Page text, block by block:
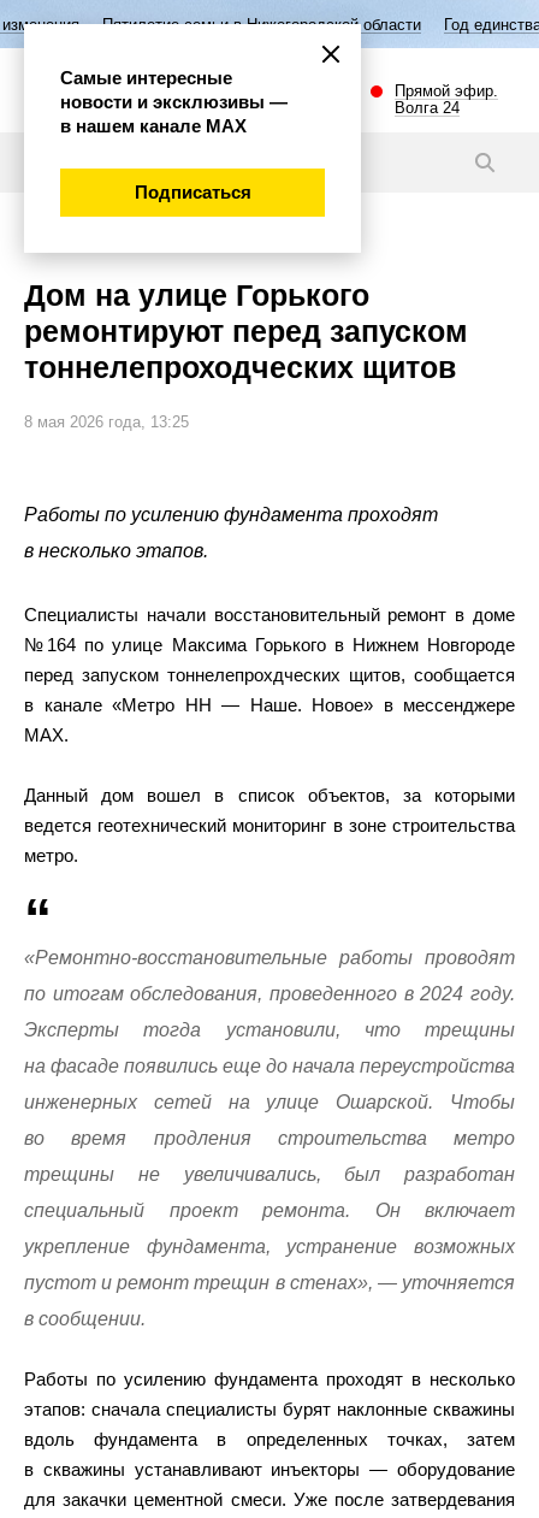
Пятилетие семьи в Нижегородской области Год единства народов
Прямой эфир.
Волга 24
Дом на улице Горького
ремонтируют перед запуском
тоннелепроходческих щитов
8 мая 2026 года, 13:25
Работы по усилению фундамента проходят
в несколько этапов.
Специалисты начали восстановительный ремонт в доме
№164 по улице Максима Горького в Нижнем Новгороде
перед запуском тоннелепрохдческих щитов, сообщается
в канале «Метро НН — Наше. Новое» в мессенджере
МАХ.
Данный дом вошел в список объектов, за которыми
ведется геотехнический мониторинг в зоне строительства
метро.
«Ремонтно-восстановительные работы проводят
по итогам обследования, проведенного в 2024 году.
Эксперты тогда установили, что трещины
на фасаде появились еще до начала переустройства
инженерных сетей на улице Ошарской. Чтобы
во время продления строительства метро
трещины не увеличивались, был разработан
специальный проект ремонта. Он включает
укрепление фундамента, устранение возможных
пустот и ремонт трещин в стенах», — уточняется
в сообщении.
Работы по усилению фундамента проходят в несколько
этапов: сначала специалисты бурят наклонные скважины
вдоль фундамента в определенных точках, затем
в скважины устанавливают инъекторы — оборудование
для закачки цементной смеси. Уже после затвердевания
Самые интересные
новости и эксклюзивы —
в нашем канале МАХ
Подписаться